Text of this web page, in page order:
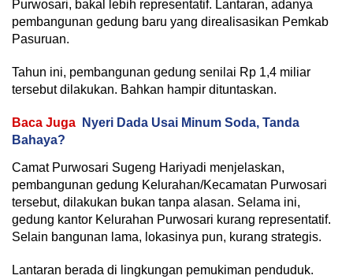
Purwosari, bakal lebih representatif. Lantaran, adanya
pembangunan gedung baru yang direalisasikan Pemkab
Pasuruan.
Tahun ini, pembangunan gedung senilai Rp 1,4 miliar
tersebut dilakukan. Bahkan hampir dituntaskan.
Baca Juga
Nyeri Dada Usai Minum Soda, Tanda
Bahaya?
Camat Purwosari Sugeng Hariyadi menjelaskan,
pembangunan gedung Kelurahan/Kecamatan Purwosari
tersebut, dilakukan bukan tanpa alasan. Selama ini,
gedung kantor Kelurahan Purwosari kurang representatif.
Selain bangunan lama, lokasinya pun, kurang strategis.
Lantaran berada di lingkungan pemukiman penduduk.